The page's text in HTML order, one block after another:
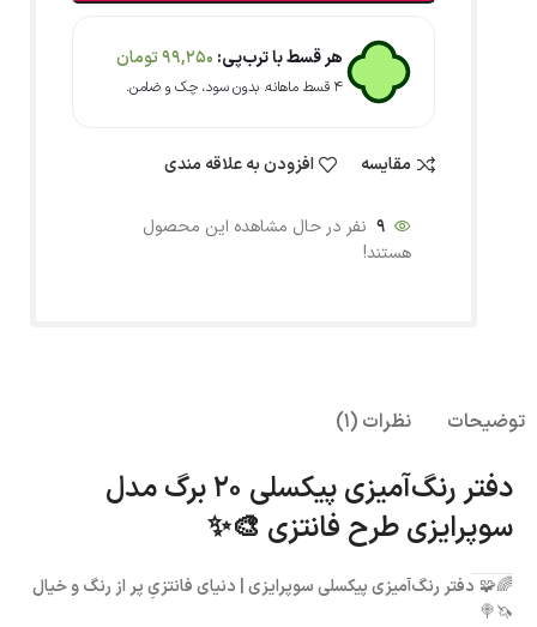
هر قسط با ترب‌پی: 99,250تومان
۴ قسط ماهانه. بدون سود، چک و ضامن.
مقایسه افزودن به علاقه مندی
9 نفر در حال مشاهده این محصول
هستند!
توضیحات نظرات (1)
دفتر رنگ‌آمیزی پیکسلی ۲۰ برگ مدل
سوپرایزی طرح فانتزی 🎨✨
🌈🧩 دفتر رنگ‌آمیزی پیکسلی سوپرایزی | دنیای فانتزیِ پر از رنگ و خیال
🦄🍭